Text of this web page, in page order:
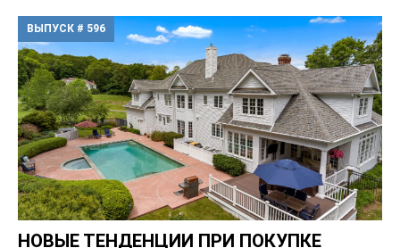
ВЫПУСК # 596
НОВЫЕ ТЕНДЕНЦИИ ПРИ ПОКУПКЕ